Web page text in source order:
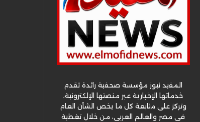
المفيد نيوز مؤسسة صحفية رائدة تقدم
خدماتها الإخبارية عبر منصتها الإلكترونية،
وتركز على متابعة كل ما يخص الشأن العام
في مصر والعالم العربي، من خلال تغطية